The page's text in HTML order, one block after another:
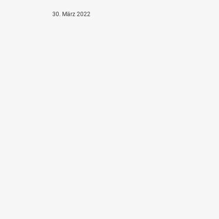
30. März 2022